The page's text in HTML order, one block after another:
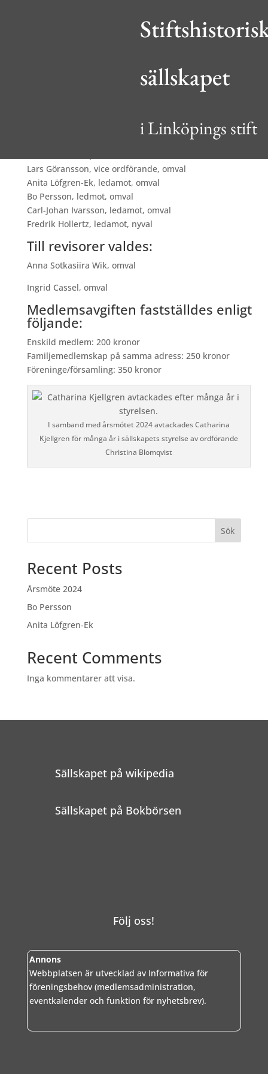
sällskapet
i Linköpings stift
Föreningsmöten
Lars Göransson, vice ordförande, omval
Anita Löfgren-Ek, ledamot, omval
Bo Persson, ledmot, omval
Carl-Johan Ivarsson, ledamot, omval
Fredrik Hollertz, ledamot, nyval
Till revisorer valdes:
Anna Sotkasiira Wik, omval
Ingrid Cassel, omval
Medlemsavgiften fastställdes enligt
följande:
Enskild medlem: 200 kronor
Familjemedlemskap på samma adress: 250 kronor
Föreninge/församling: 350 kronor
I samband med årsmötet 2024 avtackades Catharina
Kjellgren för många år i sällskapets styrelse av ordförande
Christina Blomqvist
Sök
Recent Posts
Årsmöte 2024
Bo Persson
Anita Löfgren-Ek
Recent Comments
Inga kommentarer att visa.
Sällskapet på wikipedia
Sällskapet på Bokbörsen
Följ oss!
Annons
Webbplatsen är utvecklad av Informativa för
föreningsbehov (medlemsadministration,
eventkalender och funktion för nyhetsbrev).